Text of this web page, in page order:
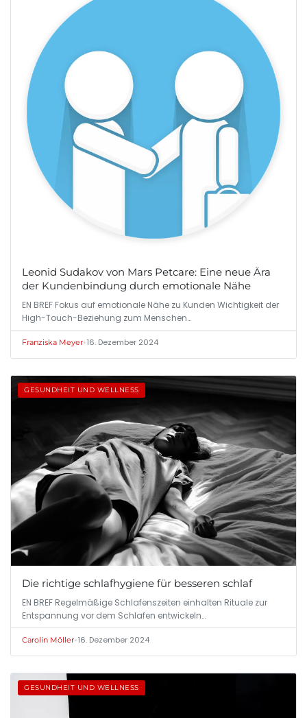
Leonid Sudakov von Mars Petcare: Eine neue Ära
der Kundenbindung durch emotionale Nähe
EN BREF Fokus auf emotionale Nähe zu Kunden Wichtigkeit der
High-Touch-Beziehung zum Menschen…
Franziska Meyer•16. Dezember 2024
GESUNDHEIT UND WELLNESS
Die richtige schlafhygiene für besseren schlaf
EN BREF Regelmäßige Schlafenszeiten einhalten Rituale zur
Entspannung vor dem Schlafen entwickeln…
Carolin Möller•16. Dezember 2024
GESUNDHEIT UND WELLNESS